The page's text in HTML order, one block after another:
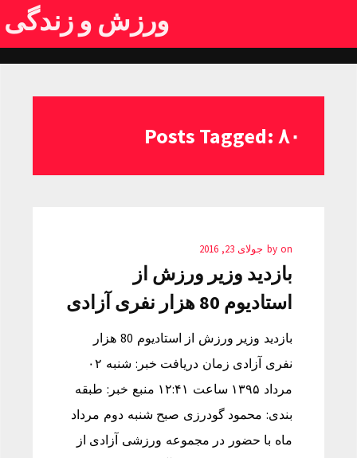
ورزش و زندگی
Posts Tagged: ۸۰
by on جولای 23, 2016
بازدید وزیر ورزش از
استادیوم 80 هزار نفری آزادی
بازدید وزیر ورزش از استادیوم 80 هزار
نفری آزادی زمان دریافت خبر: شنبه ۰۲
مرداد ۱۳۹۵ ساعت ۱۲:۴۱ منبع خبر: طبقه
بندی: محمود گودرزی صبح شنبه دوم مرداد
ماه با حضور در مجموعه ورزشی آزادی از